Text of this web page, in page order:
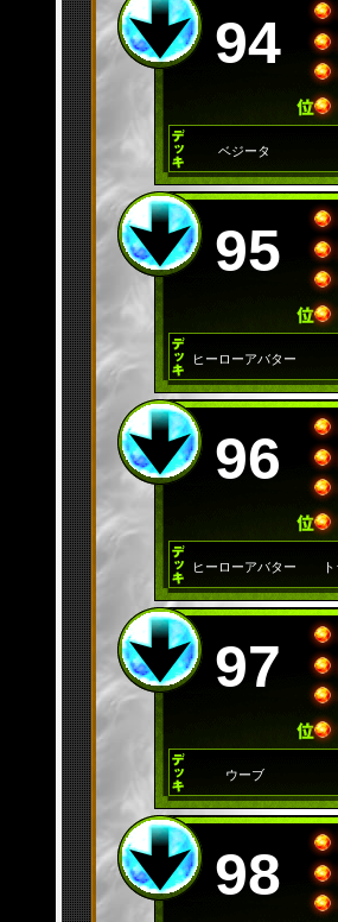
94
ベジータ
95
ヒーローアバター
96
ヒーローアバター
97
ウーブ
98